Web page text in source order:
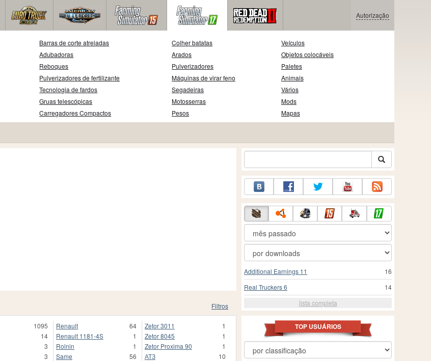
Autorização
Barras de corte atreladas
Adubadoras
Reboques
Pulverizadores de fertilizante
Tecnologia de fardos
Gruas telescópicas
Carregadores Compactos
Colher batatas
Arados
Pulverizadores
Máquinas de virar feno
Segadeiras
Motosserras
Pesos
Veículos
Objetos colocáveis
Paletes
Animais
Vários
Mods
Mapas
Filtros
1095
14
3
3
Renault
64
Renault 1181-4S
1
Rolnin
1
Same
56
Zetor 3011
1
Zetor 8045
1
Zetor Proxima 90
1
АТЗ
10
16
Additional Earnings 11
14
Real Truckers 6
lista completa
TOP USUÁRIOS